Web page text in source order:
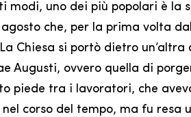
uno dei più popolari è la
che, per la prima volta
Chiesa si portò dietro
Augusti, ovvero quella di
piede tra i lavoratori, che
corso del tempo, ma fu